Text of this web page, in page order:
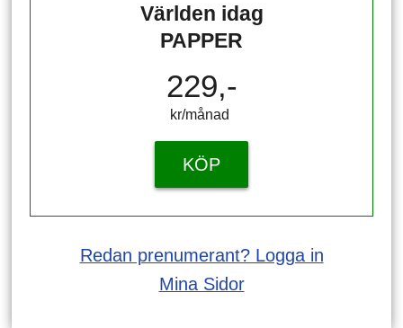
Världen idag
PAPPER
229,-
kr/månad ​​​​​​
KÖP
Redan prenumerant? Logga in
Mina Sidor